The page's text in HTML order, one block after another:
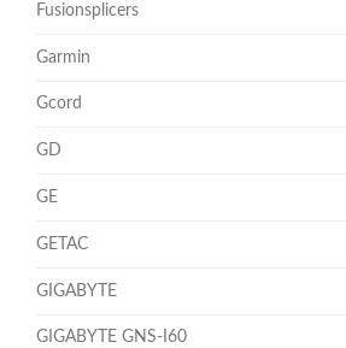
Fusionsplicers
Garmin
Gcord
GD
GE
GETAC
GIGABYTE
GIGABYTE GNS-I60